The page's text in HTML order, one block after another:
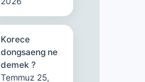
Korece
dongsaeng ne
demek ?
Temmuz 25,